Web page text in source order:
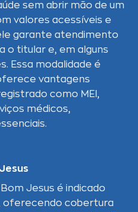
sem abrir mão de um
valores acessíveis e
garante atendimento
o titular e, em alguns
Essa modalidade é
vantagens
como MEI,
médicos,
Jesus é indicado
oferecendo cobertura